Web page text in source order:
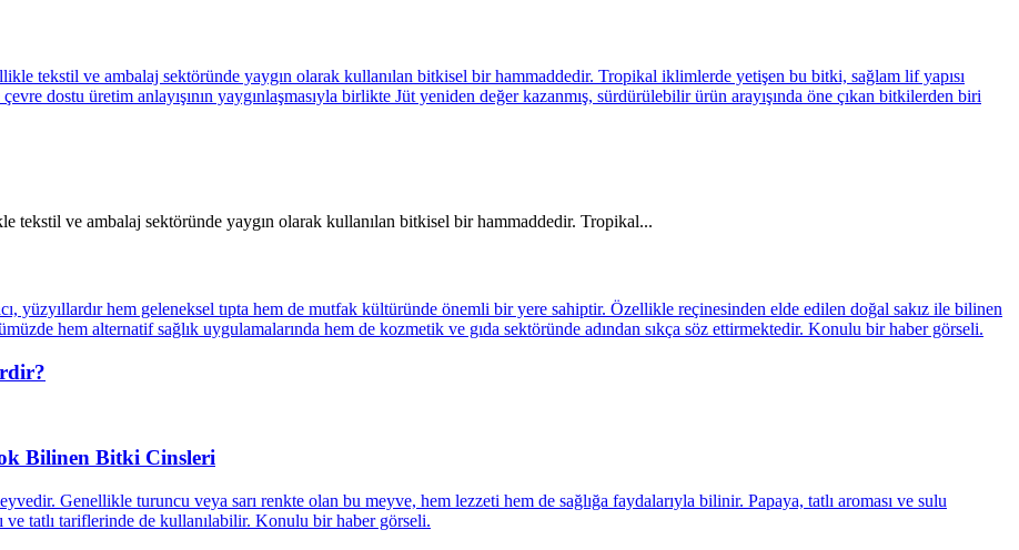
tekstil ve ambalaj sektöründe yaygın olarak kullanılan bitkisel bir hammaddedir. Tropikal...
Bilinen Bitki Cinsleri